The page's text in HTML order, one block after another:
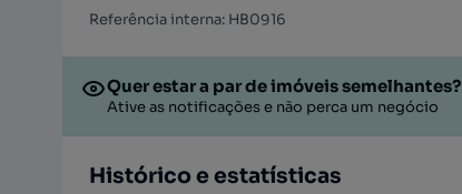
Referência interna: HB0916
Quer estar a par de imóveis semelhantes?
Ative as notificações e não perca um negócio
Histórico e estatísticas